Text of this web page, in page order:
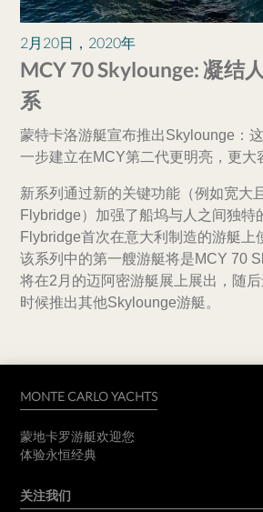
2月20日，2020年
MCY 70 Skylounge: 凝结
系
蒙特卡洛游艇宣布推出Skylounge：
一步建立在MCY第二代更明亮，更大
新系列通过新的关键功能（例如宽大
Flybridge）加强了船坞与人之间独特
Flybridge首次在意大利制造的游艇上
该系列中的第一艘游艇将是MCY 70
将在2月的迈阿密游艇展上展出，随
时候推出其他Skylounge游艇。
MONTE CARLO YACHTS
蒙地卡罗游艇欢迎您
体验永恒经典
关注我们